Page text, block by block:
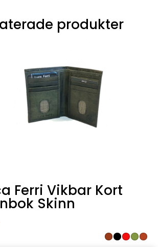
produkter
Ferri Vikbar Kort
Skinn